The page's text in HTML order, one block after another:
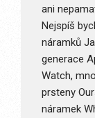
ani
Nejspíš
náramků
generace
Watch,
prsteny
náramek